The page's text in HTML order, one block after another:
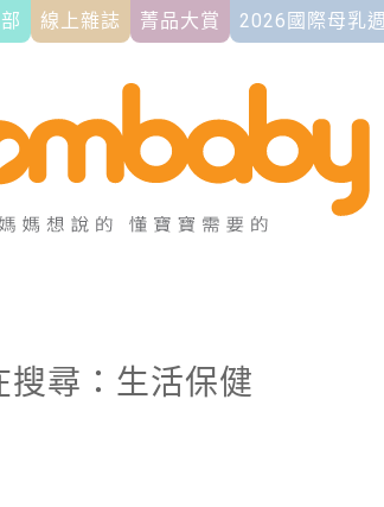
線上雜誌 菁品大賞 2026國際母乳週
搜尋：生活保健